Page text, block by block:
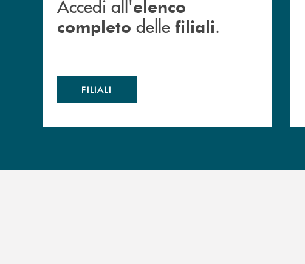
Accedi all'elenco
completo delle filiali.
FILIALI